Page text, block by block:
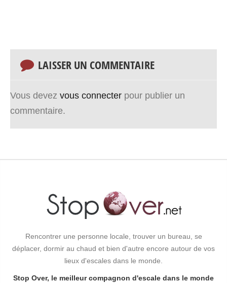
LAISSER UN COMMENTAIRE
Vous devez vous connecter pour publier un
commentaire.
Rencontrer une personne locale, trouver un bureau, se
déplacer, dormir au chaud et bien d'autre encore autour de vos
lieux d'escales dans le monde.
Stop Over, le meilleur compagnon d'escale dans le monde